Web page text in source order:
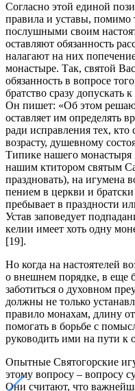
Согласно этой единой
правила и уставы, помимо
послушными своим
оставляют обязанность
налагают на них
монастыре. Так, святой
обязанность в вопросе
братство сразу допускать
Он пишет: «Об этом
оставляет им определять
ради исправления тех, кто
возрасту, душевному
Типике нашего монастыря
нашим ктитором святым
праздновать), на игумена
пением в церкви и братски
пребывает в праздности
Устав заповедует
келии имеет хоть одну
[19].
Но когда на настоятелей
о внешнем порядке, в еще
заботиться о духовном
должны не только
правило монахам, длину
помогать в борьбе с
руководить ими на пути к
Опытные Святогорские
этому вопросу – вопросу
Они считают, что